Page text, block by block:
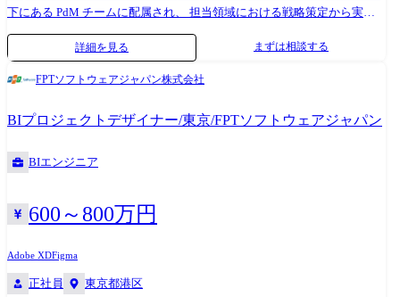
下にある PdM チームに配属され、 担当領域における戦略策定から実行
までを一貫して担当します。配属チームは選考を通じて双方の希望・適
性を確認しながら決定します。 具体的には以下の業務を担当します。 ・
策定、および機能要件・仕様の定義 ・エンジニア・デザイナー・カスタ
マーサクセス・セールスなど多様なステークホルダーとの合意形成 ・チ
ャーン・利用率データを起点とした改善サイクルの推進(CS 連携含む) ・
開発プロジェクトの進行管理およびリリース後の効果測定 ・AI ツール
査・データ分析の実施 ・AI 機能を組み込んだプロダクト企画・要件定義
への関与(R&D および AI&Platform チームとの連携含む) ・チーム内での
詳細を見る まずは相談する
FPTソフトウェアジャパン株式会社
BIプロジェクトデザイナー/東京/FPTソフトウェアジャパン
BIエンジニア
600～800万円
Adobe XDFigma
正社員 東京都港区